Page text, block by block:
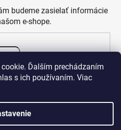
Ďalším prechádzaním
s ich používaním. Viac
budeme zasielať informácie
e-shope.
spodmienkami ochrany